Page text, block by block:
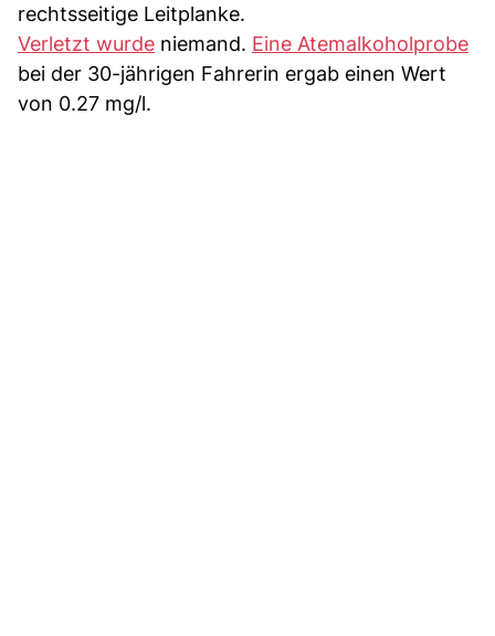
rechtsseitige Leitplanke.
Verletzt wurde niemand. Eine Atemalkoholprobe
bei der 30-jährigen Fahrerin ergab einen Wert
von 0.27 mg/l.